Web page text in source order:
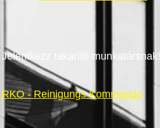
Jelentkezz takarító munkatársnak!
RKO - Reinigungs Kommando